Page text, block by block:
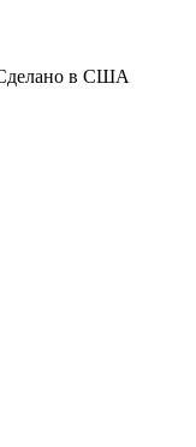
в США